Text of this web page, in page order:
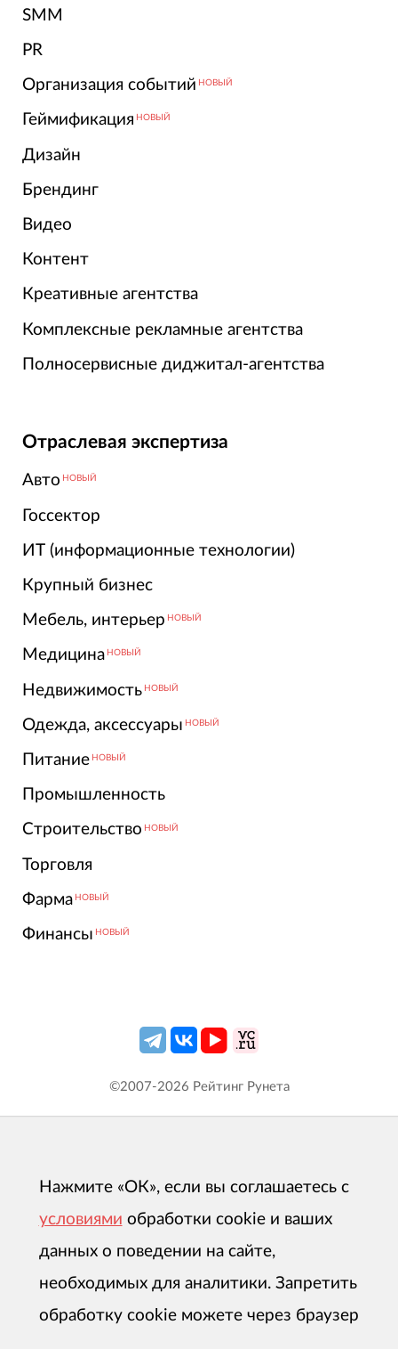
SMM
PR
Организация событий НОВЫЙ
Геймификация НОВЫЙ
Дизайн
Брендинг
Видео
Контент
Креативные агентства
Комплексные рекламные агентства
Полносервисные диджитал-агентства
Отраслевая экспертиза
Авто НОВЫЙ
Госсектор
ИТ (информационные технологии)
Крупный бизнес
Мебель, интерьер НОВЫЙ
Медицина НОВЫЙ
Недвижимость НОВЫЙ
Одежда, аксессуары НОВЫЙ
Питание НОВЫЙ
Промышленность
Строительство НОВЫЙ
Торговля
Фарма НОВЫЙ
Финансы НОВЫЙ
©2007-2026 Рейтинг Рунета
Нажмите «ОК», если вы соглашаетесь с
условиями обработки cookie и ваших
данных о поведении на сайте,
необходимых для аналитики. Запретить
обработку cookie можете через браузер